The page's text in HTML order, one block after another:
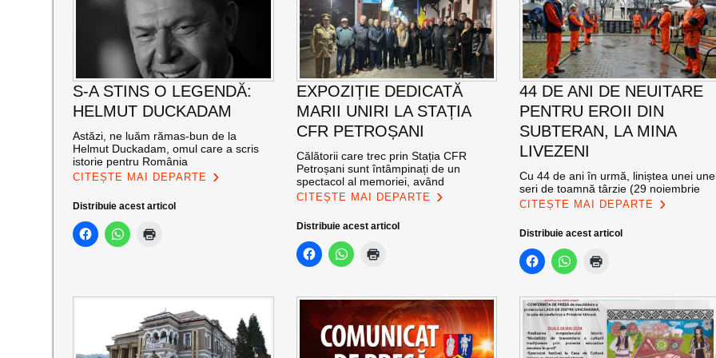
S-A STINS O LEGENDĂ:
HELMUT DUCKADAM
Astăzi, ne luăm rămas-bun de la
Helmut Duckadam, omul care a scris
istorie pentru România
CITEȘTE MAI DEPARTE
Distribuie acest articol
EXPOZIȚIE DEDICATĂ
MARII UNIRI LA STAȚIA
CFR PETROȘANI
Călătorii care trec prin Stația CFR
Petroșani sunt întâmpinați de un
spectacol al memoriei, având
CITEȘTE MAI DEPARTE
Distribuie acest articol
44 DE ANI DE NEUITARE
PENTRU EROII DIN
SUBTERAN, LA MINA
LIVEZENI
Cu 44 de ani în urmă, liniștea unei
seri de toamnă târzie (29 noiembrie
CITEȘTE MAI DEPARTE
Distribuie acest articol